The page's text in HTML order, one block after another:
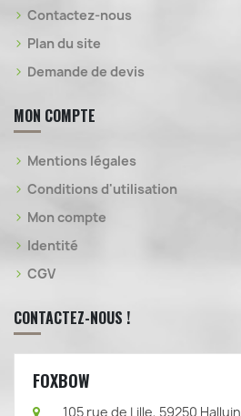
Contactez-nous
Plan du site
Demande de devis
MON COMPTE
Mentions légales
Conditions d'utilisation
Mon compte
Identité
CGV
CONTACTEZ-NOUS !
FOXBOW
105 rue de Lille, 59250 Halluin